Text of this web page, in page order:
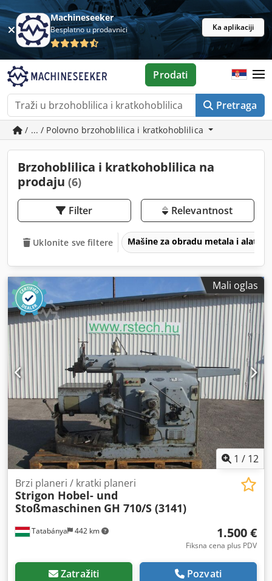
Machineseeker
Besplatno u prodavnici Ka aplikaciji
Pretraga
Prodati
/ ... / Polovno brzohoblilica i kratkohoblilica
Brzohoblilica i kratkohoblilica na
prodaju (6)
Filter Relevantnost
Uklonite sve filtere Mašine za obradu metala i alatne
Mali oglas
1 / 12
Tatabánya 442 km
Brzi planeri / kratki planeri
Strigon Hobel- und
Stoßmaschinen GH 710/S (3141)
1.500 €
Fiksna cena plus PDV
Zatražiti Pozvati